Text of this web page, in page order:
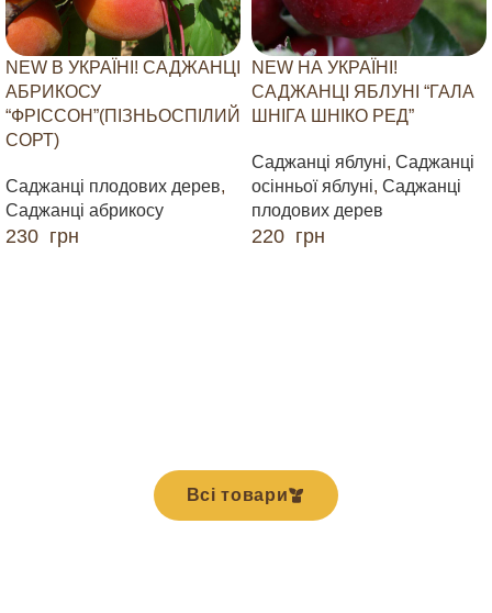
NEW В УКРАЇНІ! САДЖАНЦІ
АБРИКОСУ
“ФРІССОН”(ПІЗНЬОСПІЛИЙ
СОРТ)
Саджанці плодових дерев,
Саджанці абрикосу
230 грн
NEW НА УКРАЇНІ!
САДЖАНЦІ ЯБЛУНІ “ГАЛА
ШНІГА ШНІКО РЕД”
Саджанці яблуні, Саджанці
осінньої яблуні, Саджанці
плодових дерев
220 грн
Всі товари